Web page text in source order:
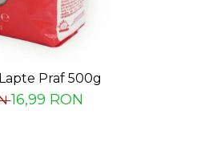
Praf 500g
16,99 RON